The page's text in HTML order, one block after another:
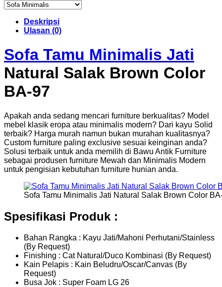
Deskripsi
Ulasan (0)
Sofa Tamu Minimalis Jati
Natural Salak Brown Color
BA-97
Apakah anda sedang mencari furniture berkualitas? Model
mebel klasik eropa atau minimalis modern? Dari kayu Solid
terbaik? Harga murah namun bukan murahan kualitasnya?
Custom furniture paling exclusive sesuai keinginan anda?
Solusi terbaik untuk anda memilih di Bawu Antik Furniture
sebagai produsen furniture Mewah dan Minimalis Modern
untuk pengisian kebutuhan furniture hunian anda.
Sofa Tamu Minimalis Jati Natural Salak Brown Color
Spesifikasi Produk :
Bahan Rangka : Kayu Jati/Mahoni Perhutani/Stainless
(By Request)
Finishing : Cat Natural/Duco Kombinasi (By Request)
Kain Pelapis : Kain Beludru/Oscar/Canvas (By
Request)
Busa Jok : Super Foam LG 26